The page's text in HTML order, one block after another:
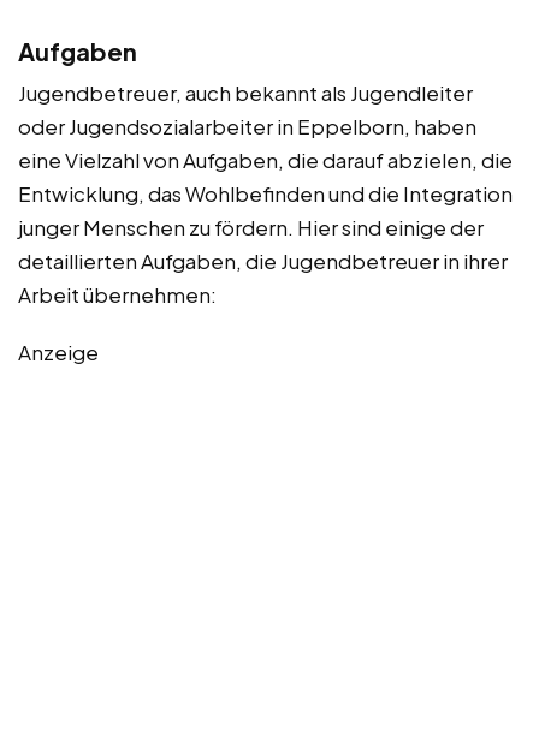
Aufgaben
Jugendbetreuer, auch bekannt als Jugendleiter
oder Jugendsozialarbeiter in Eppelborn, haben
eine Vielzahl von Aufgaben, die darauf abzielen, die
Entwicklung, das Wohlbefinden und die Integration
junger Menschen zu fördern. Hier sind einige der
detaillierten Aufgaben, die Jugendbetreuer in ihrer
Arbeit übernehmen:
Anzeige